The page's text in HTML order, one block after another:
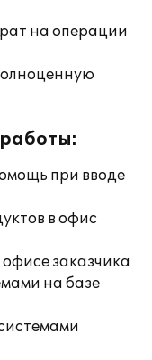
на операции
при вводе
в офис
заказчика
на базе